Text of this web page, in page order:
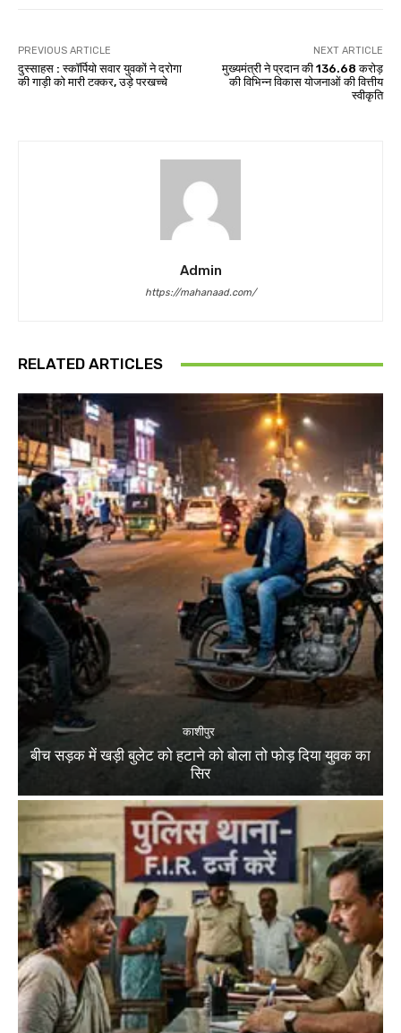
PREVIOUS ARTICLE
दुस्साहस : स्कॉर्पियो सवार युवकों ने दरोगा
की गाड़ी को मारी टक्कर, उड़े परखच्चे
NEXT ARTICLE
मुख्यमंत्री ने प्रदान की 136.68 करोड़
की विभिन्न विकास योजनाओं की वित्तीय
स्वीकृति
Admin
https://mahanaad.com/
RELATED ARTICLES
काशीपुर
बीच सड़क में खड़ी बुलेट को हटाने को बोला तो फोड़ दिया युवक का
सिर